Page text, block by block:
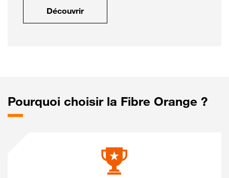
Découvrir
Pourquoi choisir la Fibre Orange ?